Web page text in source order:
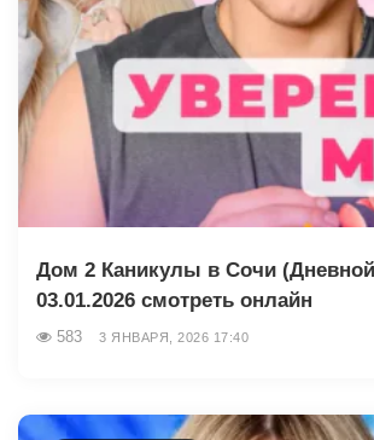
Дом 2 Каникулы в Сочи
03.01.2026 смотреть онлайн
583 3 ЯНВАРЯ, 2026 17:40